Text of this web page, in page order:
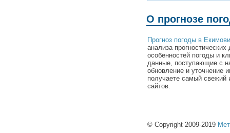
О прогнозе
Прогноз погоды в
анализа
особенностей погоды и
данные, поступающие с
обновление и уточнение
получаете самый свежий
сайтов.
© Copyright 2009-2019